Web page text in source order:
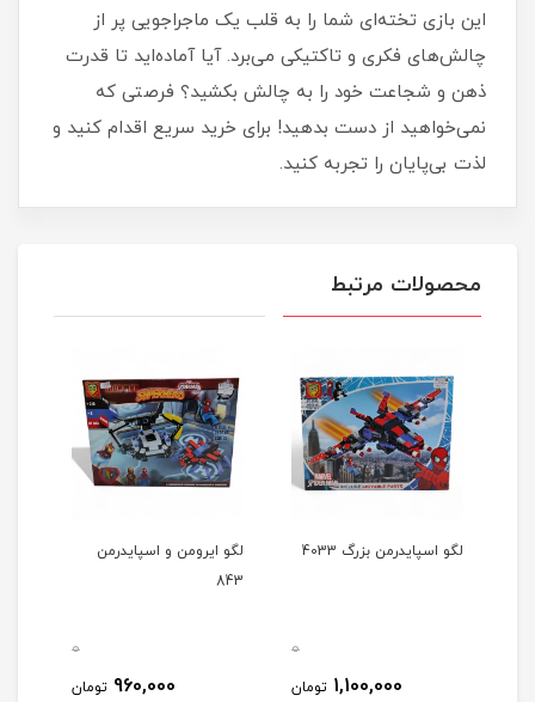
این بازی تخته‌ای شما را به قلب یک ماجراجویی پر از
چالش‌های فکری و تاکتیکی می‌برد. آیا آماده‌اید تا قدرت
ذهن و شجاعت خود را به چالش بکشید؟ فرصتی که
نمی‌خواهید از دست بدهید! برای خرید سریع اقدام کنید و
لذت بی‌پایان را تجربه کنید.
محصولات مرتبط
لگو اسپایدرمن بزرگ 4033
0
1,100,000 تومان
لگو ایرومن و اسپایدرمن
843
0
960,000 تومان